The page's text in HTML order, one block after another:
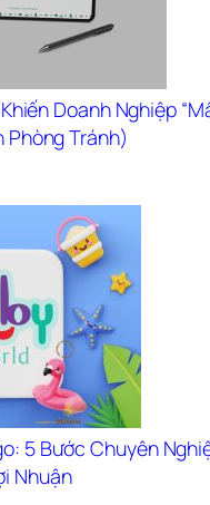
Doanh Nghiệp
Phòng Tránh)
5 Bước Chuyên
Nhuận